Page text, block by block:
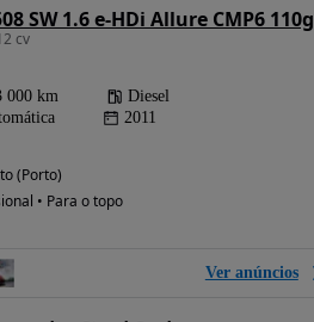
SW 1.6 e-HDi Allure CMP6 110g
cv
000 km
Diesel
2011
(Porto)
• Para o topo
Ver anúncios